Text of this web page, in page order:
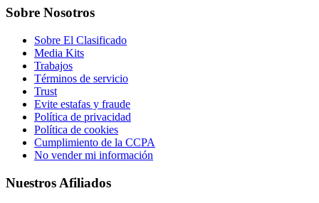
Sobre Nosotros
Sobre El Clasificado
Media Kits
Trabajos
Términos de servicio
Trust
Evite estafas y fraude
Política de privacidad
Política de cookies
Cumplimiento de la CCPA
No vender mi información
Nuestros Afiliados